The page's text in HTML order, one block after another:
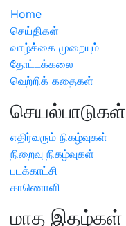
Home
செய்திகள்
வாழ்க்கை முறையும்
தோட்டக்கலை
வெற்றிக் கதைகள்
செயல்பாடுகள்
எதிர்வரும் நிகழ்வுகள்
நிறைவு நிகழ்வுகள்
படக்காட்சி
காணொளி
மாத இதழ்கள்